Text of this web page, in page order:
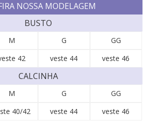
NOSSA MODELAGEM
BUSTO
M G
GG
42 veste 44 veste 46
CALCINHA
M G
GG
40/42 veste 44 veste 46